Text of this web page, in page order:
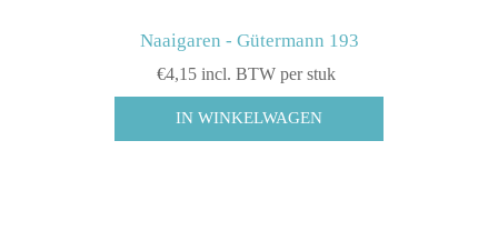
Naaigaren - Gütermann 193
€4,15 incl. BTW per stuk